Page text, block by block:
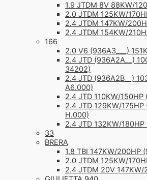
1.9 JTDM 8V 88KW/
2.0 JTDM 125KW/
2.4 JTDM 147KW/
2.4 JTDM 154KW/
166
2.0 V6 (936A3___)
2.4 JTD (936A2A__)
34202)
2.4 JTD (936A2B__)
A6.000)
2.4 JTD 110KW/150HP
2.4 JTD 129KW/175HP
H.000)
2.4 JTD 132KW/
33
BRERA
1.8 TBI 147KW/200HP
2.0 JTDM 125KW/
2.4 JTDM 20V